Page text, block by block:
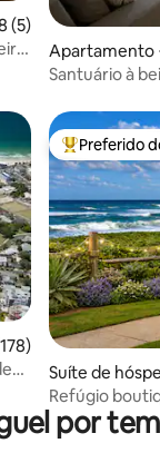
uma avaliação
(5)
Apartamento
Santuário à
avaliação
Entre os
Preferido
Suíte de
ach
Refúgio
que aceita
por